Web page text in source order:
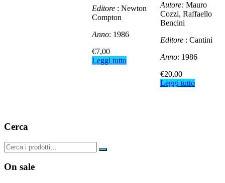
Editore : Newton
Compton
Anno: 1986
€7,00
Leggi tutto
Autore: Mauro
Cozzi, Raffaello
Bencini
Editore: Cantini
Anno: 1986
€20,00
Leggi tutto
Cerca
On sale